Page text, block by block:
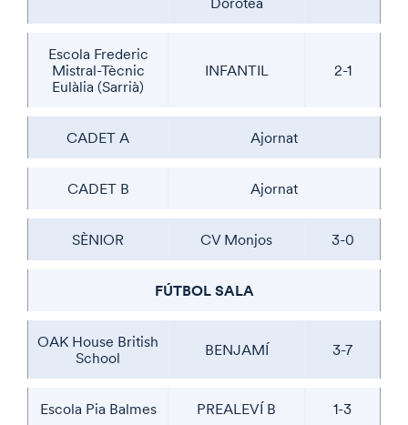
Escola Frederic
Mistral-Tècnic
Eulàlia (Sarrià)
INFANTIL 2-1
CADET A Ajornat
CADET B Ajornat
SÈNIOR CV Monjos 3-0
FÚTBOL SALA
OAK House British
School
BENJAMÍ 3-7
Escola Pia Balmes PREALEVÍ B 1-3